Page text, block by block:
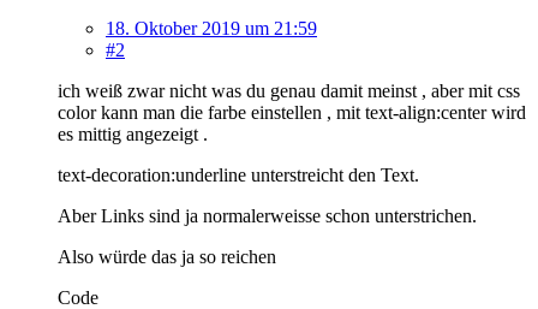
18. Oktober 2019 um 21:59
#2
ich weiß zwar nicht was du genau damit meinst , aber mit css
color kann man die farbe einstellen , mit text-align:center wird
es mittig angezeigt .
text-decoration:underline unterstreicht den Text.
Aber Links sind ja normalerweisse schon unterstrichen.
Also würde das ja so reichen
Code